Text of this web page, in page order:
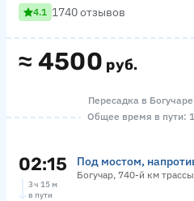
≈ 4500 руб.
4.1 1740 отзывов
Пересадка в
Общее время в пути:
02:15 Под мостом,
Богучар, 740-й км
3 ч 15 м
в пути